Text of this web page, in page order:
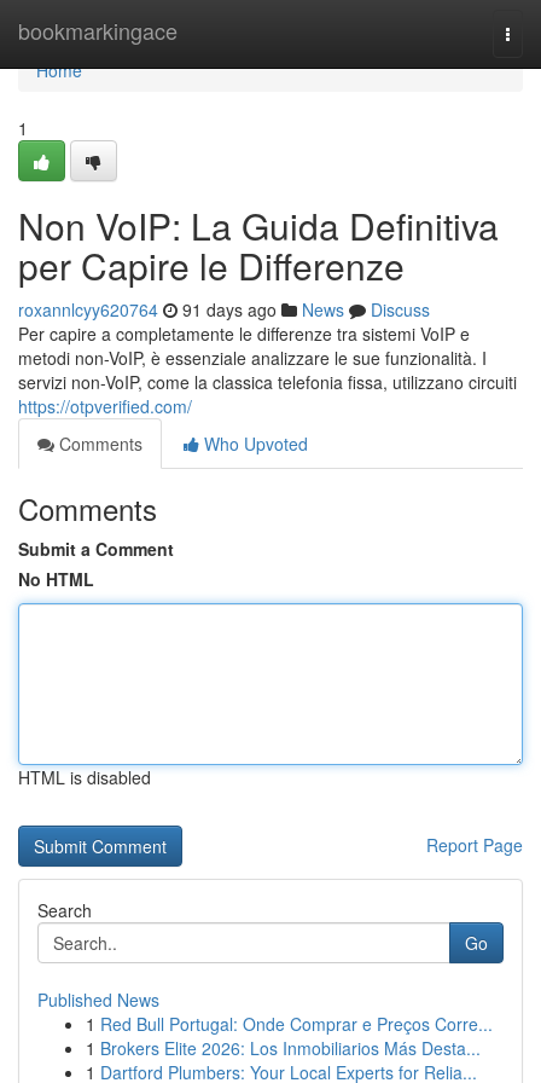
bookmarkingace
Home
Home
1
Non VoIP: La Guida Definitiva
per Capire le Differenze
roxannlcyy620764 91 days ago News
Discuss
Per capire a completamente le differenze tra sistemi VoIP e
metodi non-VoIP, è essenziale analizzare le sue funzionalità. I
servizi non-VoIP, come la classica telefonia fissa, utilizzano circuiti
https://otpverified.com/
Comments
Who Upvoted
Comments
Submit a Comment
No HTML
HTML is disabled
Report Page
Search
Go
Published News
1 Red Bull Portugal: Onde Comprar e Preços Corre...
1 Brokers Elite 2026: Los Inmobiliarios Más Desta...
1 Dartford Plumbers: Your Local Experts for Relia...